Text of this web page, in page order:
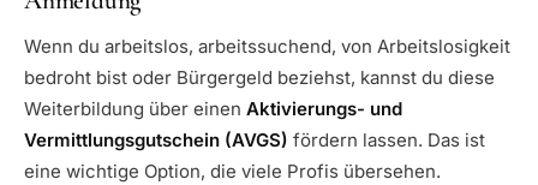
Wenn du arbeitslos, arbeitssuchend, von Arbeitslosigkeit
bedroht bist oder Bürgergeld beziehst, kannst du diese
Weiterbildung über einen Aktivierungs- und
Vermittlungsgutschein (AVGS) fördern lassen. Das ist
eine wichtige Option, die viele Profis übersehen.